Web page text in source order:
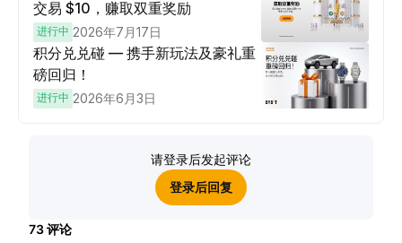
交易 $10，赚取双重奖励
进行中 2026年7月17日
积分兑兑碰 — 携手新玩法及豪礼重
磅回归！
进行中 2026年6月3日
请登录后发起评论
登录后回复
73评论